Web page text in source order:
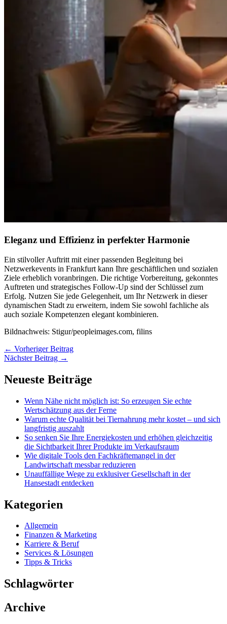
Eleganz und Effizienz in perfekter Harmonie
Ein stilvoller Auftritt mit einer passenden Begleitung bei
Netzwerkevents in Frankfurt kann Ihre geschäftlichen und sozialen
Ziele erheblich voranbringen. Die richtige Vorbereitung, gekonntes
Auftreten und strategisches Follow-Up sind der Schlüssel zum
Erfolg. Nutzen Sie jede Gelegenheit, um Ihr Netzwerk in dieser
dynamischen Stadt zu erweitern, indem Sie sowohl fachliche als
auch soziale Kompetenzen elegant kombinieren.
Bildnachweis: Stigur/peopleimages.com, filins
← Vorheriger Beitrag
Nächster Beitrag →
Neueste Beiträge
Wenn Nähe nicht möglich ist: So erzeugen Sie echte
Wertschätzung aus der Ferne
Warum echte Qualität bei Tiernahrung mehr kostet – und sich
langfristig auszahlt
So senken Sie Ihre Energiekosten und erhöhen gleichzeitig
die Sichtbarkeit Ihrer Produkte im Verkaufsraum
Wie digitale Tools den Fachkräftemangel in der
Landwirtschaft messbar reduzieren
Unauffällige Wege zu exklusiver Gesellschaft in der
Hansestadt entdecken
Kategorien
Allgemein
Finanzen & Marketing
Karriere & Beruf
Services & Lösungen
Tipps & Tricks
Schlagwörter
Archive